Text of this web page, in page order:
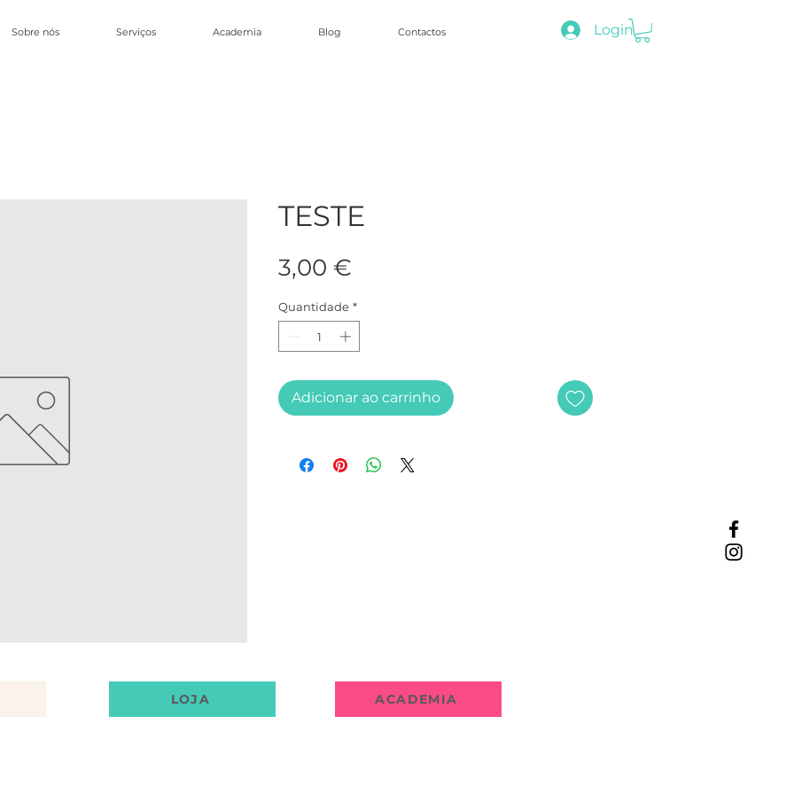
Login
Sobre nós Serviços Academia Blog Contactos
TESTE
3,00 €
Quantidade *
Adicionar ao carrinho
LOJA ACADEMIA